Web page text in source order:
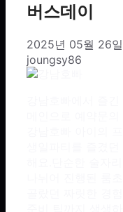
버스데이
2025년 05월 26일
joungsy86